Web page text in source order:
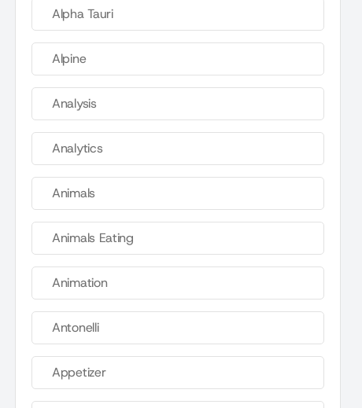
Alpha Tauri
Alpine
Analysis
Analytics
Animals
Animals Eating
Animation
Antonelli
Appetizer